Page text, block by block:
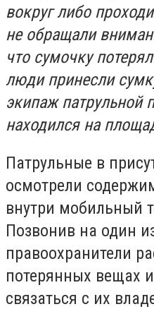
вокруг либо
не обращали
что сумочку
люди принесли
экипаж патрульной
находился на
Патрульные в
осмотрели
внутри мобильный
Позвонив на один
правоохранители
потерянных вещах
связаться с их